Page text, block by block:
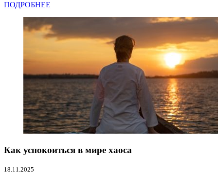
ПОДРОБНЕЕ
Как успокоиться в мире хаоса
18.11.2025